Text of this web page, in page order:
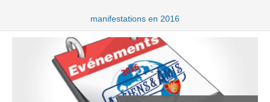
manifestations en 2016